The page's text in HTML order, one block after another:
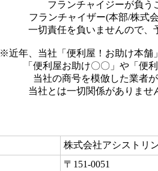
フランチャイジーが負う
フランチャイザー(本部/株式
一切責任を負いませんので、
※近年、当社「便利屋！お助け本舗
「便利屋お助け〇〇」や「便
当社の商号を模倣した業者
当社とは一切関係がありませ
株式会社アシストリ
〒151-0051